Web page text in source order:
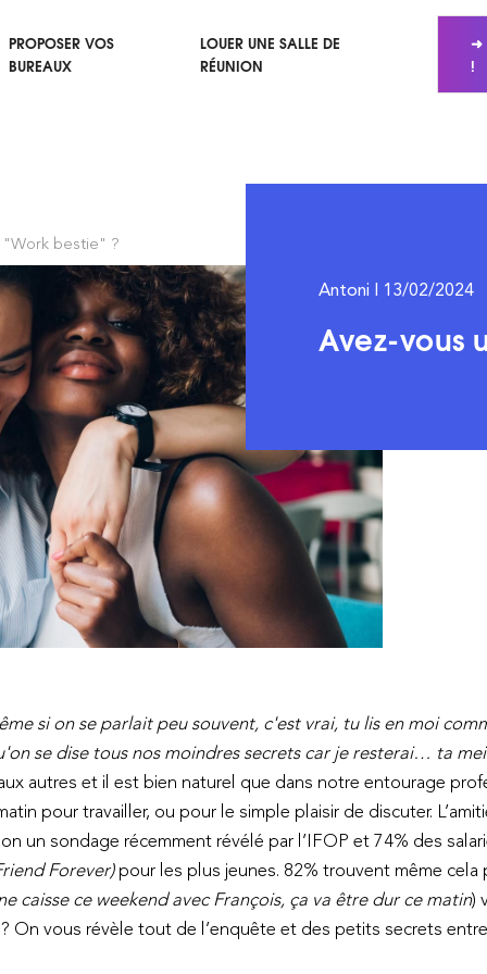
PROPOSER VOS
BUREAUX
LOUER UNE SALLE DE
RÉUNION
➜
!
"Work bestie" ?
Antoni | 13/02/2024
Avez-vous
si on se parlait peu souvent, c'est vrai, tu lis en moi
se dise tous nos moindres secrets car je resterai… ta
autres et il est bien naturel que dans notre entourage
pour travailler, ou pour le simple plaisir de discuter.
un sondage récemment révélé par l’IFOP et 74% des
Forever)pour les plus jeunes. 82% trouvent même
caisse ce weekend avec François, ça va être dur ce matin)
On vous révèle tout de l’enquête et des petits secrets